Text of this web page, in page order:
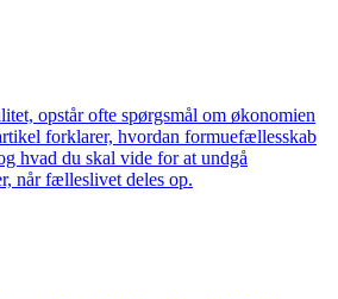
opstår ofte spørgsmål om økonomien
forklarer, hvordan formuefællesskab
hvad du skal vide for at undgå
når fælleslivet deles op.